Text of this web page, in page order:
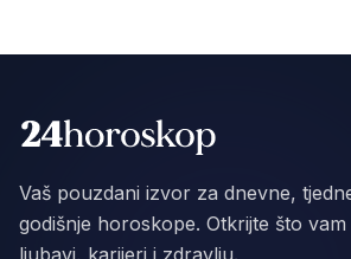
Vaš pouzdani izvor za dnevne,
godišnje horoskope. Otkrijte što
ljubavi, karijeri i zdravlju.